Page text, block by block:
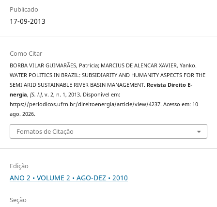
Publicado
17-09-2013
Como Citar
BORBA VILAR GUIMARÃES, Patricia; MARCIUS DE ALENCAR XAVIER, Yanko.
WATER POLITICS IN BRAZIL: SUBSIDIARITY AND HUMANITY ASPECTS FOR THE
SEMI ARID SUSTAINABLE RIVER BASIN MANAGEMENT. Revista Direito E-
nergia, [S. l.], v. 2, n. 1, 2013. Disponível em:
https://periodicos.ufrn.br/direitoenergia/article/view/4237. Acesso em: 10
ago. 2026.
Fomatos de Citação
Edição
ANO 2 • VOLUME 2 • AGO-DEZ • 2010
Seção